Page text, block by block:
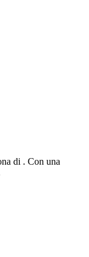
di . Con una